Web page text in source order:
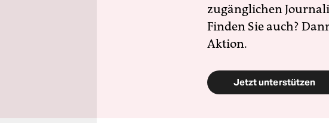
zugänglichen
Finden Sie auch?
Aktion.
Jetzt unterstützen